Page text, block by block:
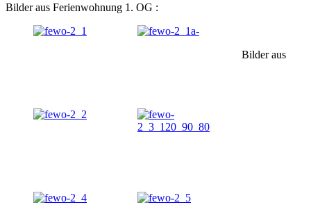
Bilder aus Ferienwohnung 1. OG :
Bilder aus